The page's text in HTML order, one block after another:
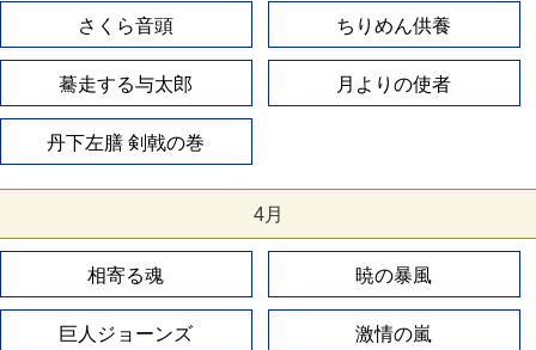
さくら音頭 ちりめん供養
驀走する与太郎 月よりの使者
丹下左膳 剣戟の巻
4月
相寄る魂 暁の暴風
巨人ジョーンズ 激情の嵐